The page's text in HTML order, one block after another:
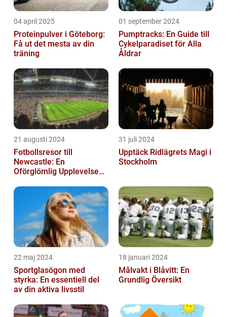
04 april 2025
Proteinpulver i Göteborg:
Få ut det mesta av din
träning
01 september 2024
Pumptracks: En Guide till
Cykelparadiset för Alla
Åldrar
21 augusti 2024
Fotbollsresor till
Newcastle: En
Oförglömlig Upplevelse
31 juli 2024
Upptäck Ridlägrets Magi i
Stockholm
22 maj 2024
Sportglasögon med
styrka: En essentiell del
av din aktiva livsstil
18 januari 2024
Målvakt i Blåvitt: En
Grundlig Översikt